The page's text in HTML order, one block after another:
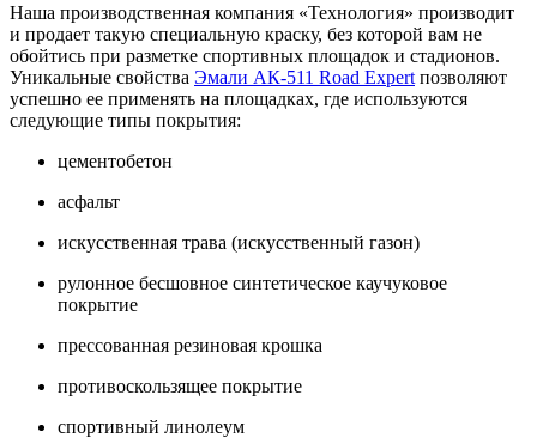
Наша производственная компания «Технология» производит
и продает такую специальную краску, без которой вам не
обойтись при разметке спортивных площадок и стадионов.
Уникальные свойства Эмали АК-511 Road Expert позволяют
успешно ее применять на площадках, где используются
следующие типы покрытия:
цементобетон
асфальт
искусственная трава (искусственный газон)
рулонное бесшовное синтетическое каучуковое
покрытие
прессованная резиновая крошка
противоскользящее покрытие
спортивный линолеум